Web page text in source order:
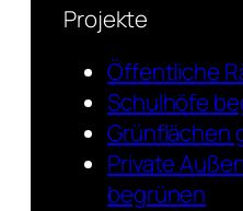
Projekte
Öffentliche
Schulhöfe
Grünflächen
Private
begrünen